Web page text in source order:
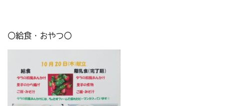
〇給食・おやつ〇